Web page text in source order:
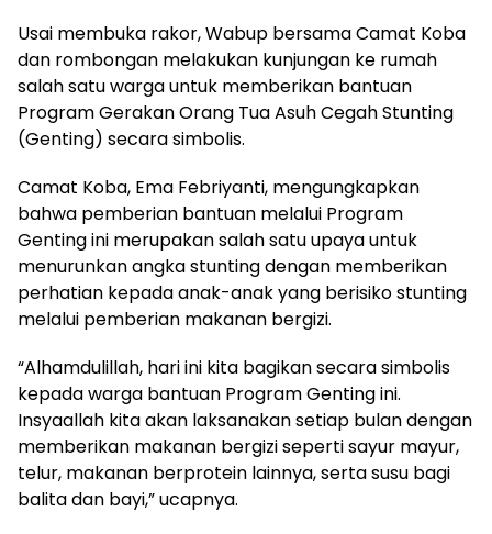
‎Usai membuka rakor, Wabup bersama Camat Koba
dan rombongan melakukan kunjungan ke rumah
salah satu warga untuk memberikan bantuan
Program Gerakan Orang Tua Asuh Cegah Stunting
(Genting) secara simbolis.
‎Camat Koba, Ema Febriyanti, mengungkapkan
bahwa pemberian bantuan melalui Program
Genting ini merupakan salah satu upaya untuk
menurunkan angka stunting dengan memberikan
perhatian kepada anak-anak yang berisiko stunting
melalui pemberian makanan bergizi.
‎“Alhamdulillah, hari ini kita bagikan secara simbolis
kepada warga bantuan Program Genting ini.
Insyaallah kita akan laksanakan setiap bulan dengan
memberikan makanan bergizi seperti sayur mayur,
telur, makanan berprotein lainnya, serta susu bagi
balita dan bayi,” ucapnya.